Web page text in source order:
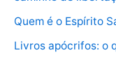
Quem é o Espírito
Livros apócrifos: o